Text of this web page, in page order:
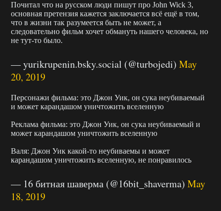
Почитал что на русском люди пишут про John Wick 3,
основная претензия кажется заключается всё ещё в том,
что в жизни так разумеется быть не может, а
следовательно фильм хочет обмануть нашего человека, но
не тут-то было.
— yurikrupenin.bsky.social (@turbojedi) May
20, 2019
Персонажи фильма: это Джон Уик, он сука неубиваемый
и может карандашом уничтожить вселенную
Реклама фильма: это Джон Уик, он сука неубиваемый и
может карандашом уничтожить вселенную
Валя: Джон Уик какой-то неубиваемы и может
карандашом уничтожить вселенную, не понравилось
— 16 битная шаверма (@16bit_shaverma) May
18, 2019